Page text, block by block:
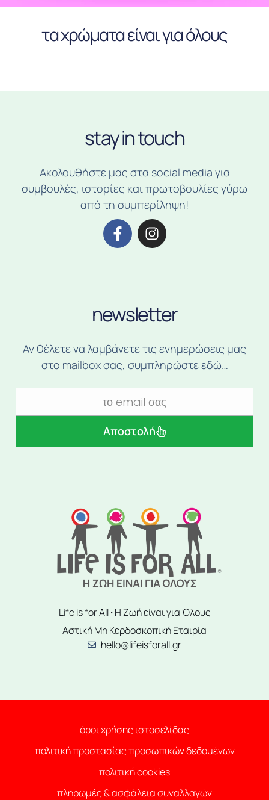
τα χρώματα είναι για όλους
stay in touch
Ακολουθήστε μας στα social media για
συμβουλές, ιστορίες και πρωτοβουλίες γύρω
από τη συμπερίληψη!
newsletter
Αν θέλετε να λαμβάνετε τις ενημερώσεις μας
στο mailbox σας, συμπληρώστε εδώ…
Αποστολή
Life is for All·Η Ζωή είναι για Όλους
Αστική Μη Κερδοσκοπική Εταιρία
hello@lifeisforall.gr
όροι χρήσης ιστοσελίδας
πολιτική προστασίας προσωπικών δεδομένων
πολιτική cookies
πληρωμές & ασφάλεια συναλλαγών